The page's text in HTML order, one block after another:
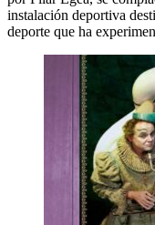
instalación deportiva
deporte que ha